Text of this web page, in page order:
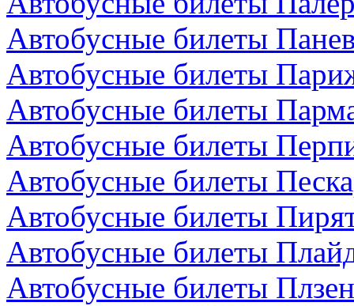
Автобусные билеты
Автобусные билеты
Автобусные билеты
Автобусные билеты
Автобусные билеты
Автобусные билеты
Автобусные билеты
Автобусные билеты